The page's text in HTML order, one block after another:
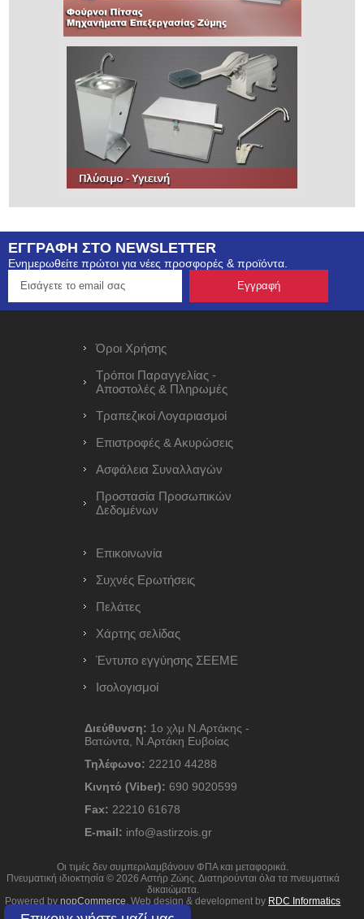
ΕΓΓΡΑΦΗ ΣΤΟ NEWSLETTER
Ενημερωθείτε πρώτοι για νέες προσφορές & προϊόντα.
Όροι Χρήσης
Τρόποι Παραγγελίας -
Αποστολές & Πληρωμές
Τραπεζικοί Λογαριασμοί
Επιστροφές & Ακυρώσεις
Ασφάλεια Συναλλαγών
Προστασία Προσωπικών
Δεδομένων
Επικοινωνία
Συχνές Ερωτήσεις
Πελάτες
Χάρτης σελίδας
Έντυπο εγγύησης ΣΕΕΜΕ
Ισολογισμοί
Διεύθυνση: 1ο χλμ Ν.Αρτάκης -
Βατώντα, Ν.Αρτάκη Ευβοίας
Τηλέφωνο: 22210 44288
Κινητό (Viber): 690 9020599
Fax: 22210 61678
E-mail: info@astirzois.gr
Οι τιμές δεν συμπεριλαμβάνουν ΦΠΑ και μεταφορικά.
Πνευματική ιδιοκτησία © 2026 Αστήρ Ζώης. Διατηρούνται όλα τα πνευματικά
δικαιώματα.
Powered bynopCommerce. Web design & development by RDC Informatics